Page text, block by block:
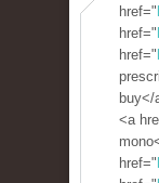
href="
href="
href="
buy</
<a
href="